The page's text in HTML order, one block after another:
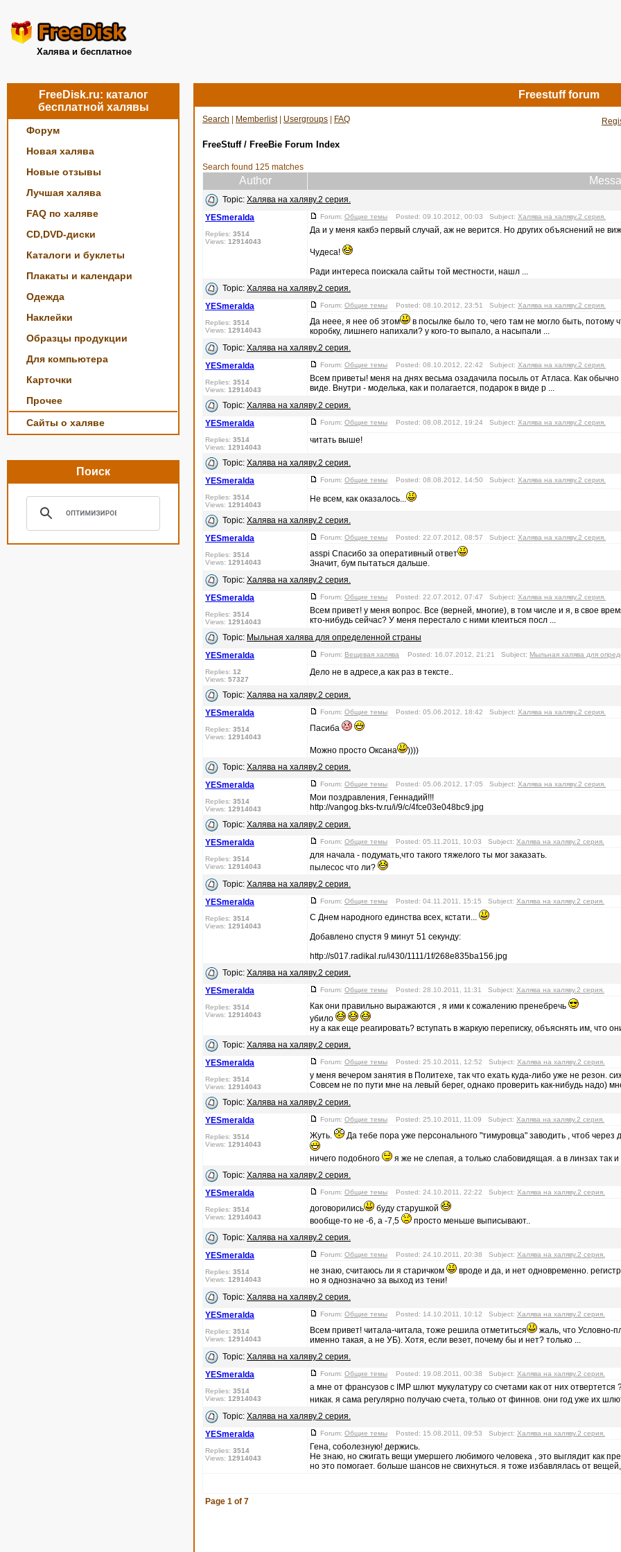
Халява и бесплатное
FreeDisk.ru: каталог
бесплатной халявы
Форум
Новая халява
Новые отзывы
Лучшая халява
FAQ по халяве
CD,DVD-диски
Каталоги и буклеты
Плакаты и календари
Одежда
Наклейки
Образцы продукции
Для компьютера
Карточки
Прочее
Сайты о халяве
Поиск
Freestuff forum
Search Memberlist| Usergroups FAQ
FreeStuff / FreeBie Forum Index
Search found 125 matches
Author
Topic: Халява на халяву.2 серия.
YESmeralda
Replies: 3514
Views: 12914043
Forum: Общие темы Posted: 09.10.2012, 00:03 Subject: Халява на халяву.2 серия.
Да и у меня какбэ первый случай, аж не верится. Но других объяснений не
Чудеса!
Ради интереса поискала сайты той местности, нашл ...
Topic: Халява на халяву.2 серия.
YESmeralda
Replies: 3514
Views: 12914043
Forum: Общие темы Posted: 08.10.2012, 23:51 Subject: Халява на халяву.2 серия.
Да неее, я нее об этом
в посылке было то, чего там не могло быть, потому
коробку, лишнего напихали? у кого-то выпало, а насыпали ...
Topic: Халява на халяву.2 серия.
YESmeralda
Replies: 3514
Views: 12914043
Forum: Общие темы Posted: 08.10.2012, 22:42 Subject: Халява на халяву.2 серия.
Всем приветы! меня на днях весьма озадачила посыль от Атласа. Как
виде. Внутри - моделька, как и полагается, подарок в виде р ...
Topic: Халява на халяву.2 серия.
YESmeralda
Replies: 3514
Views: 12914043
Forum: Общие темы Posted: 08.08.2012, 19:24 Subject: Халява на халяву.2 серия.
читать выше!
Topic: Халява на халяву.2 серия.
YESmeralda
Replies: 3514
Views: 12914043
Forum: Общие темы Posted: 08.08.2012, 14:50 Subject: Халява на халяву.2 серия.
Не всем, как оказалось...
Topic: Халява на халяву.2 серия.
YESmeralda
Replies: 3514
Views: 12914043
Forum: Общие темы Posted: 22.07.2012, 08:57 Subject: Халява на халяву.2 серия.
asspi Спасибо за оперативный ответ
Значит, бум пытаться дальше.
Topic: Халява на халяву.2 серия.
YESmeralda
Replies: 3514
Views: 12914043
Forum: Общие темы Posted: 22.07.2012, 07:47 Subject: Халява на халяву.2 серия.
Всем привет! у меня вопрос. Все (верней, многие), в том числе и я, в свое
кто-нибудь сейчас? У меня перестало с ними клеиться посл ...
Topic: Мыльная халява для определенной страны
YESmeralda
Replies: 12
Views: 57327
Forum: Вещевая халява Posted: 16.07.2012, 21:21 Subject: Мыльная халява для
Дело не в адресе,а как раз в тексте..
Topic: Халява на халяву.2 серия.
YESmeralda
Replies: 3514
Views: 12914043
Forum: Общие темы Posted: 05.06.2012, 18:42 Subject: Халява на халяву.2 серия.
Пасиба
Можно просто Оксана
))))
Topic: Халява на халяву.2 серия.
YESmeralda
Replies: 3514
Views: 12914043
Forum: Общие темы Posted: 05.06.2012, 17:05 Subject: Халява на халяву.2 серия.
Мои поздравления, Геннадий!!!
http://vangog.bks-tv.ru/i/9/c/4fce03e048bc9.jpg
Topic: Халява на халяву.2 серия.
YESmeralda
Replies: 3514
Views: 12914043
Forum: Общие темы Posted: 05.11.2011, 10:03 Subject: Халява на халяву.2 серия.
для начала - подумать,что такого тяжелого ты мог заказать.
пылесос что ли?
Topic: Халява на халяву.2 серия.
YESmeralda
Replies: 3514
Views: 12914043
Forum: Общие темы Posted: 04.11.2011, 15:15 Subject: Халява на халяву.2 серия.
С Днем народного единства всех, кстати...
Добавлено спустя 9 минут 51 секунду:
http://s017.radikal.ru/i430/1111/1f/268e835ba156.jpg
Topic: Халява на халяву.2 серия.
YESmeralda
Replies: 3514
Views: 12914043
Forum: Общие темы Posted: 28.10.2011, 11:31 Subject: Халява на халяву.2 серия.
Как они правильно выражаются , я ими к сожалению пренебречь
убило
ну а как еще реагировать? вступать в жаркую переписку, объяснять им, что
Topic: Халява на халяву.2 серия.
YESmeralda
Replies: 3514
Views: 12914043
Forum: Общие темы Posted: 25.10.2011, 12:52 Subject: Халява на халяву.2 серия.
у меня вечером занятия в Политехе, так что ехать куда-либо уже не резон.
Совсем не по пути мне на левый берег, однако проверить как-нибудь надо)
Topic: Халява на халяву.2 серия.
YESmeralda
Replies: 3514
Views: 12914043
Forum: Общие темы Posted: 25.10.2011, 11:09 Subject: Халява на халяву.2 серия.
Жуть. Да тебе пора уже персонального "тимуровца" заводить , чтоб через
ничего подобного
я же не слепая, а только слабовидящая. а в линзах так
Topic: Халява на халяву.2 серия.
YESmeralda
Replies: 3514
Views: 12914043
Forum: Общие темы Posted: 24.10.2011, 22:22 Subject: Халява на халяву.2 серия.
договорились
буду старушкой
вообще-то не -6, а -7,5
просто меньше выписывают..
Topic: Халява на халяву.2 серия.
YESmeralda
Replies: 3514
Views: 12914043
Forum: Общие темы Posted: 24.10.2011, 20:38 Subject: Халява на халяву.2 серия.
не знаю, считаюсь ли я старичком
вроде и да, и нет одновременно.
но я однозначно за выход из тени!
Topic: Халява на халяву.2 серия.
YESmeralda
Replies: 3514
Views: 12914043
Forum: Общие темы Posted: 14.10.2011, 10:12 Subject: Халява на халяву.2 серия.
Всем привет! читала-читала, тоже решила отметиться
жаль, что Условно-
именно такая, а не УБ). Хотя, если везет, почему бы и нет? только ...
Topic: Халява на халяву.2 серия.
YESmeralda
Replies: 3514
Views: 12914043
Forum: Общие темы Posted: 19.08.2011, 00:38 Subject: Халява на халяву.2 серия.
а мне от франсузов с IMP шлют мукулатуру со счетами как от них отвертется
никак. я сама регулярно получаю счета, только от финнов. они год уже их
Topic: Халява на халяву.2 серия.
YESmeralda
Replies: 3514
Views: 12914043
Forum: Общие темы Posted: 15.08.2011, 09:53 Subject: Халява на халяву.2 серия.
Гена, соболезную! держись.
Не знаю, но сжигать вещи умершего любимого человека , это выглядит как
но это помогает. больше шансов не свихнуться. я тоже избавлялась от вещей,
Page 1 of 7